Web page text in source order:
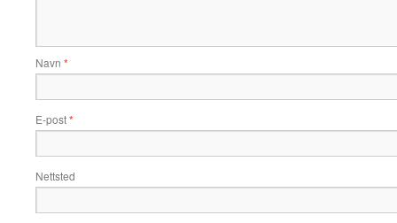
Navn *
E-post*
Nettsted